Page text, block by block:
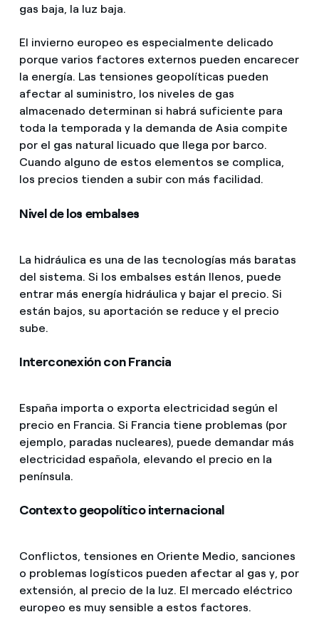
gas baja, la luz baja.
El invierno europeo es especialmente delicado
porque varios factores externos pueden encarecer
la energía. Las tensiones geopolíticas pueden
afectar al suministro, los niveles de gas
almacenado determinan si habrá suficiente para
toda la temporada y la demanda de Asia compite
por el gas natural licuado que llega por barco.
Cuando alguno de estos elementos se complica,
los precios tienden a subir con más facilidad.
Nivel de los embalses
La hidráulica es una de las tecnologías más baratas
del sistema. Si los embalses están llenos, puede
entrar más energía hidráulica y bajar el precio. Si
están bajos, su aportación se reduce y el precio
sube.
Interconexión con Francia
España importa o exporta electricidad según el
precio en Francia. Si Francia tiene problemas (por
ejemplo, paradas nucleares), puede demandar más
electricidad española, elevando el precio en la
península.
Contexto geopolítico internacional
Conflictos, tensiones en Oriente Medio, sanciones
o problemas logísticos pueden afectar al gas y, por
extensión, al precio de la luz. El mercado eléctrico
europeo es muy sensible a estos factores.